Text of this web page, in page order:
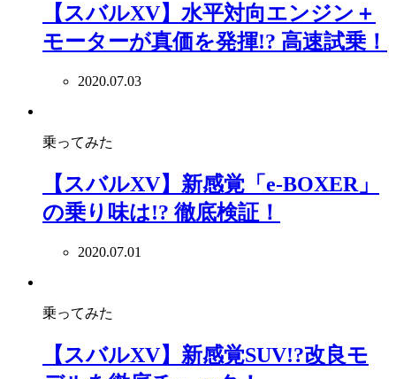
【スバルXV】水平対向エンジン＋
モーターが真価を発揮!? 高速試乗！
2020.07.03
乗ってみた
【スバルXV】新感覚「e-BOXER」
の乗り味は!? 徹底検証！
2020.07.01
乗ってみた
【スバルXV】新感覚SUV!?改良モ